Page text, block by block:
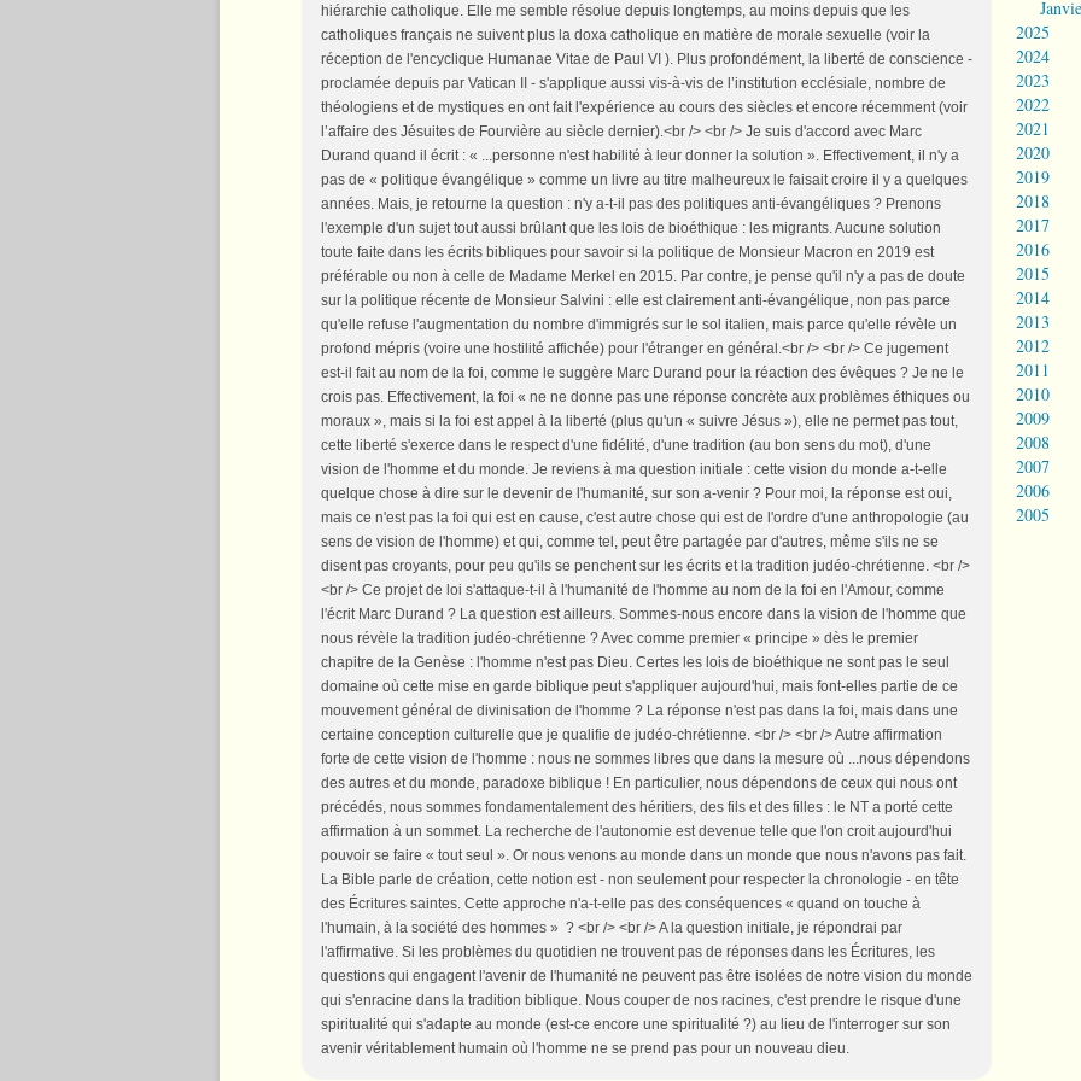
hiérarchie catholique. Elle me semble résolue depuis longtemps, au moins depuis que les
catholiques français ne suivent plus la doxa catholique en matière de morale sexuelle (voir la
réception de l'encyclique Humanae Vitae de Paul VI ). Plus profondément, la liberté de conscience -
proclamée depuis par Vatican II - s'applique aussi vis-à-vis de l’institution ecclésiale, nombre de
théologiens et de mystiques en ont fait l'expérience au cours des siècles et encore récemment (voir
l’affaire des Jésuites de Fourvière au siècle dernier).<br /> <br /> Je suis d'accord avec Marc
Durand quand il écrit : « ...personne n'est habilité à leur donner la solution ». Effectivement, il n'y a
pas de « politique évangélique » comme un livre au titre malheureux le faisait croire il y a quelques
années. Mais, je retourne la question : n'y a-t-il pas des politiques anti-évangéliques ? Prenons
l'exemple d'un sujet tout aussi brûlant que les lois de bioéthique : les migrants. Aucune solution
toute faite dans les écrits bibliques pour savoir si la politique de Monsieur Macron en 2019 est
préférable ou non à celle de Madame Merkel en 2015. Par contre, je pense qu'il n'y a pas de doute
sur la politique récente de Monsieur Salvini : elle est clairement anti-évangélique, non pas parce
qu'elle refuse l'augmentation du nombre d'immigrés sur le sol italien, mais parce qu'elle révèle un
profond mépris (voire une hostilité affichée) pour l'étranger en général.<br /> <br /> Ce jugement
est-il fait au nom de la foi, comme le suggère Marc Durand pour la réaction des évêques ? Je ne le
crois pas. Effectivement, la foi « ne ne donne pas une réponse concrète aux problèmes éthiques ou
moraux », mais si la foi est appel à la liberté (plus qu'un « suivre Jésus »), elle ne permet pas tout,
cette liberté s'exerce dans le respect d'une fidélité, d'une tradition (au bon sens du mot), d'une
vision de l'homme et du monde. Je reviens à ma question initiale : cette vision du monde a-t-elle
quelque chose à dire sur le devenir de l'humanité, sur son a-venir ? Pour moi, la réponse est oui,
mais ce n'est pas la foi qui est en cause, c'est autre chose qui est de l'ordre d'une anthropologie (au
sens de vision de l'homme) et qui, comme tel, peut être partagée par d'autres, même s'ils ne se
disent pas croyants, pour peu qu'ils se penchent sur les écrits et la tradition judéo-chrétienne. <br />
<br /> Ce projet de loi s'attaque-t-il à l'humanité de l'homme au nom de la foi en l'Amour, comme
l'écrit Marc Durand ? La question est ailleurs. Sommes-nous encore dans la vision de l'homme que
nous révèle la tradition judéo-chrétienne ? Avec comme premier « principe » dès le premier
chapitre de la Genèse : l'homme n'est pas Dieu. Certes les lois de bioéthique ne sont pas le seul
domaine où cette mise en garde biblique peut s'appliquer aujourd'hui, mais font-elles partie de ce
mouvement général de divinisation de l'homme ? La réponse n'est pas dans la foi, mais dans une
certaine conception culturelle que je qualifie de judéo-chrétienne. <br /> <br /> Autre affirmation
forte de cette vision de l'homme : nous ne sommes libres que dans la mesure où ...nous dépendons
des autres et du monde, paradoxe biblique ! En particulier, nous dépendons de ceux qui nous ont
précédés, nous sommes fondamentalement des héritiers, des fils et des filles : le NT a porté cette
affirmation à un sommet. La recherche de l'autonomie est devenue telle que l'on croit aujourd'hui
pouvoir se faire « tout seul ». Or nous venons au monde dans un monde que nous n'avons pas fait.
La Bible parle de création, cette notion est - non seulement pour respecter la chronologie - en tête
des Écritures saintes. Cette approche n'a-t-elle pas des conséquences « quand on touche à
l'humain, à la société des hommes » ? <br /> <br /> A la question initiale, je répondrai par
l'affirmative. Si les problèmes du quotidien ne trouvent pas de réponses dans les Écritures, les
questions qui engagent l'avenir de l'humanité ne peuvent pas être isolées de notre vision du monde
qui s'enracine dans la tradition biblique. Nous couper de nos racines, c'est prendre le risque d'une
spiritualité qui s'adapte au monde (est-ce encore une spiritualité ?) au lieu de l'interroger sur son
avenir véritablement humain où l'homme ne se prend pas pour un nouveau dieu.
2025
2024
2023
2022
2021
2020
2019
2018
2017
2016
2015
2014
2013
2012
2011
2010
2009
2008
2007
2006
2005